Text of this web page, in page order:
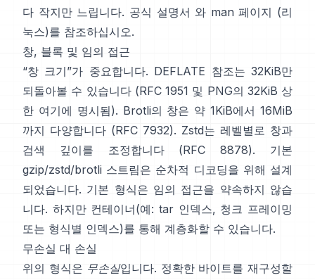
다 작지만 느립니다. 공식 설명서 와 man 페이지 (리
눅스)를 참조하십시오.
창, 블록 및 임의 접근
“창 크기”가 중요합니다. DEFLATE 참조는 32KiB만
되돌아볼 수 있습니다 (RFC 1951 및 PNG의 32KiB 상
한 여기에 명시됨). Brotli의 창은 약 1KiB에서 16MiB
까지 다양합니다 (RFC 7932). Zstd는 레벨별로 창과
검색 깊이를 조정합니다
(RFC 8878). 기본
gzip/zstd/brotli 스트림은 순차적 디코딩을 위해 설계
되었습니다. 기본 형식은 임의 접근을 약속하지 않습
니다. 하지만 컨테이너(예: tar 인덱스, 청크 프레이밍
또는 형식별 인덱스)를 통해 계층화할 수 있습니다.
무손실 대 손실
위의 형식은 무손실입니다. 정확한 바이트를 재구성할